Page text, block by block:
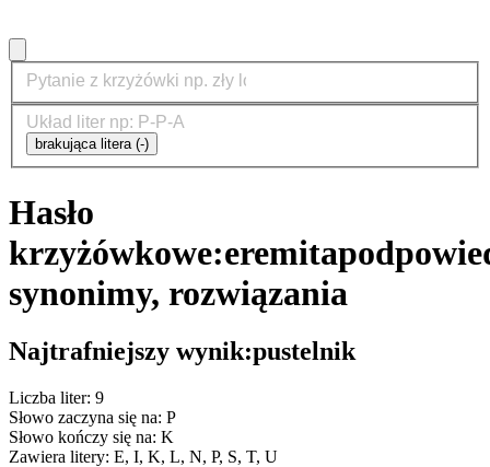
brakująca litera (-)
Hasło
krzyżówkowe:eremita
synonimy, rozwiązania
Najtrafniejszy wynik:pustelnik
Liczba liter: 9
Słowo zaczyna się na: P
Słowo kończy się na: K
Zawiera litery: E, I, K, L, N, P, S, T, U